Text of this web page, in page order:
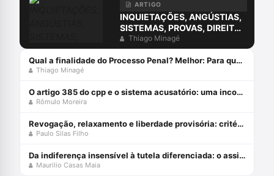
ARTIGO
INQUIETAÇÕES, ANGÚSTIAS,
SISTEMAS, PROVAS, DIREITO
E O ERRO DA COMPREENSÃO
JURÍDICA ESTUDANDO
APENAS O DIREITO.
Thiago Minagé
Qual a finalidade do Processo Penal? Melhor: Para que serve o Processo Penal?
Thiago Minagé
O artigo 385 do cpp e o sistema acusatório: uma incompatiblidade com a constituição federal
Rômulo Moreira
Revogação, relaxamento e liberdade provisória: critérios de diferenciação das medidas que afastam a prisão cautelar
Paulo Silas Filho
Da indiferença insensível à tutela diferenciada: o assistido defensorial e o cumprimento de sentença – esperanças da cidadania no ncpc
Maurilio Casas Maia